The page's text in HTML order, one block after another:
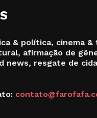
& política, cinema
afirmação de
news, resgate de